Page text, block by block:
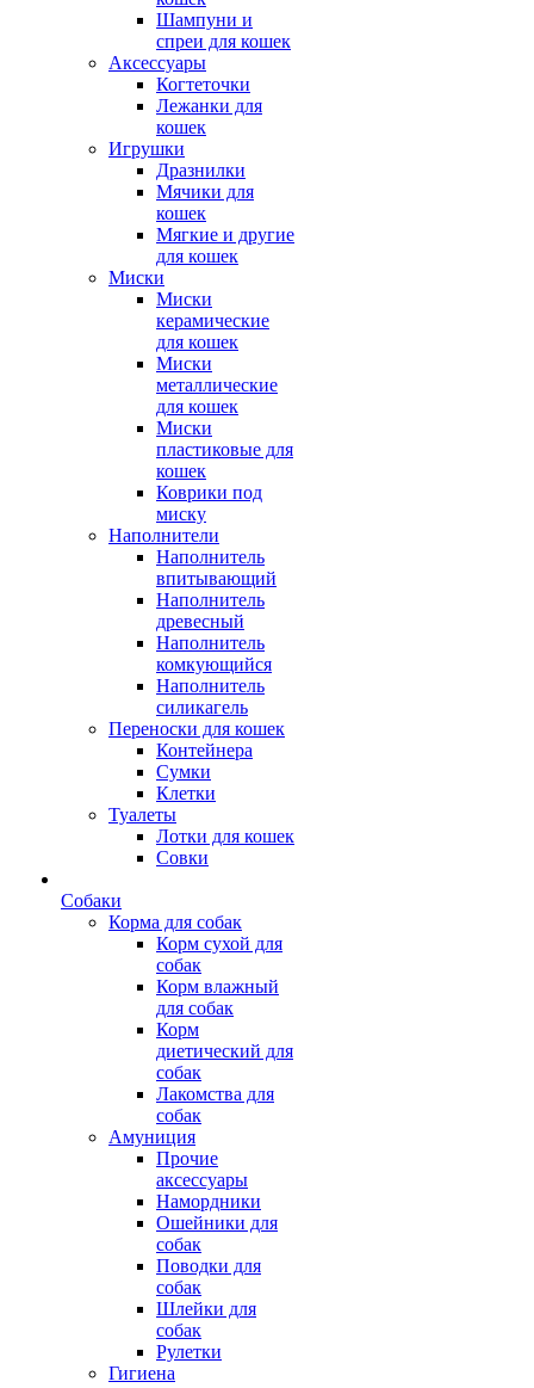
Шампуни и
спреи для кошек
Аксессуары
Когтеточки
Лежанки для
кошек
Игрушки
Дразнилки
Мячики для
кошек
Мягкие и другие
для кошек
Миски
Миски
керамические
для кошек
Миски
металлические
для кошек
Миски
пластиковые для
кошек
Коврики под
миску
Наполнители
Наполнитель
впитывающий
Наполнитель
древесный
Наполнитель
комкующийся
Наполнитель
силикагель
Переноски для кошек
Контейнера
Сумки
Клетки
Туалеты
Лотки для кошек
Совки
Собаки
Корма для собак
Корм сухой для
собак
Корм влажный
для собак
Корм
диетический для
собак
Лакомства для
собак
Амуниция
Прочие
аксессуары
Намордники
Ошейники для
собак
Поводки для
собак
Шлейки для
собак
Рулетки
Гигиена